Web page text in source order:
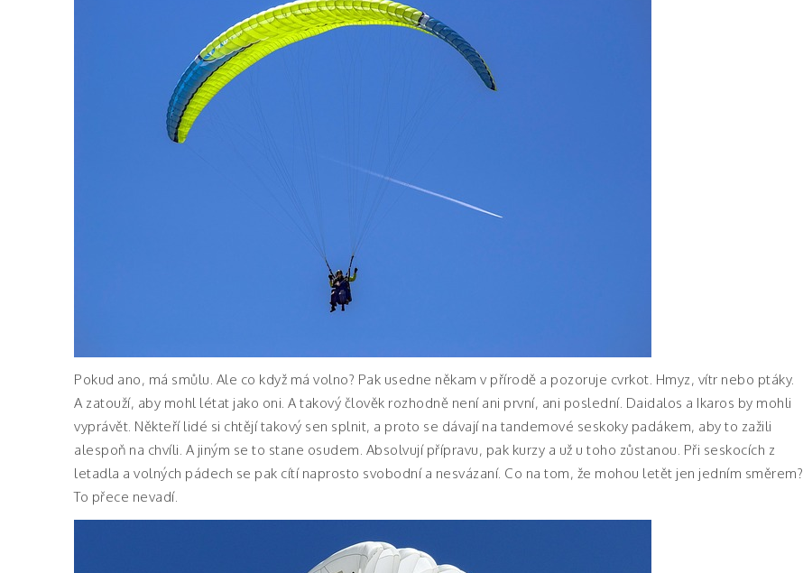
Pokud ano, má smůlu. Ale co když má volno? Pak usedne někam v přírodě a pozoruje cvrkot. Hmyz, vítr nebo ptáky.
A zatouží, aby mohl létat jako oni. A takový člověk rozhodně není ani první, ani poslední. Daidalos a Ikaros by mohli
vyprávět. Někteří lidé si chtějí takový sen splnit, a proto se dávají na tandemové seskoky padákem, aby to zažili
alespoň na chvíli. A jiným se to stane osudem. Absolvují přípravu, pak kurzy a už u toho zůstanou. Při seskocích z
letadla a volných pádech se pak cítí naprosto svobodní a nesvázaní. Co na tom, že mohou letět jen jedním směrem?
To přece nevadí.